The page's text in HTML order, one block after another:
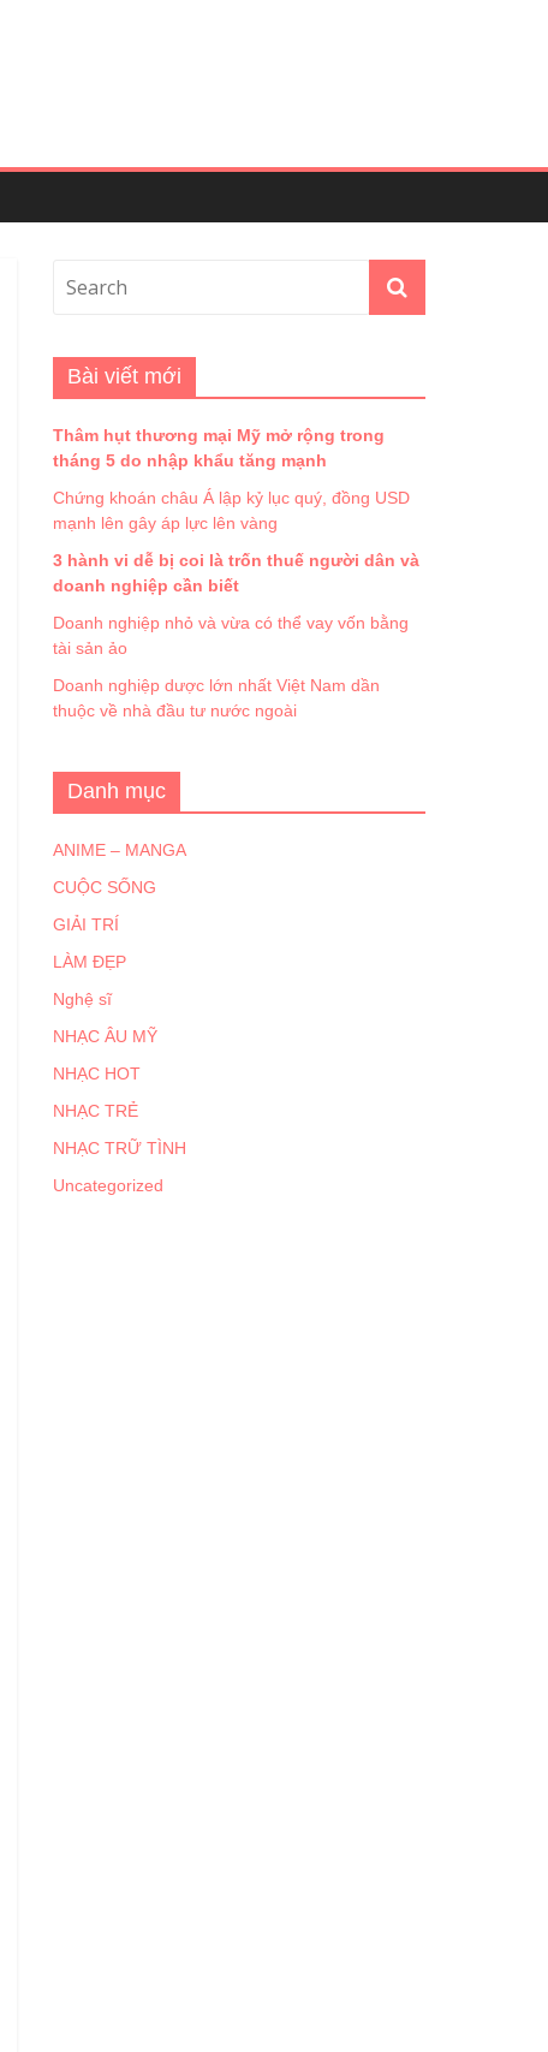
Bài viết mới
Thâm hụt thương mại Mỹ mở rộng trong
tháng 5 do nhập khẩu tăng mạnh
Chứng khoán châu Á lập kỷ lục quý, đồng USD
mạnh lên gây áp lực lên vàng
3 hành vi dễ bị coi là trốn thuế người dân và
doanh nghiệp cần biết
Doanh nghiệp nhỏ và vừa có thể vay vốn bằng
tài sản ảo
Doanh nghiệp dược lớn nhất Việt Nam dần
thuộc về nhà đầu tư nước ngoài
Danh mục
ANIME – MANGA
CUỘC SỐNG
GIẢI TRÍ
LÀM ĐẸP
Nghệ sĩ
NHẠC ÂU MỸ
NHẠC HOT
NHẠC TRẺ
NHẠC TRỮ TÌNH
Uncategorized